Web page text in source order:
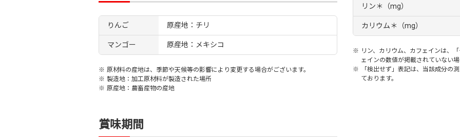
りんご 原産地：チリ
マンゴー 原産地：メキシコ
※ 原材料の産地は、季節や天候等の影響により変更する場合がございます。
※ 製造地：加工原材料が製造された場所
※ 原産地：農畜産物の産地
賞味期間
リン＊（mg）
カリウム＊（mg）
※ リン、カリウム、カフェインは、
ェインの数値が掲載されていない
※
「検出せず」表記は、当該成分の
ております。